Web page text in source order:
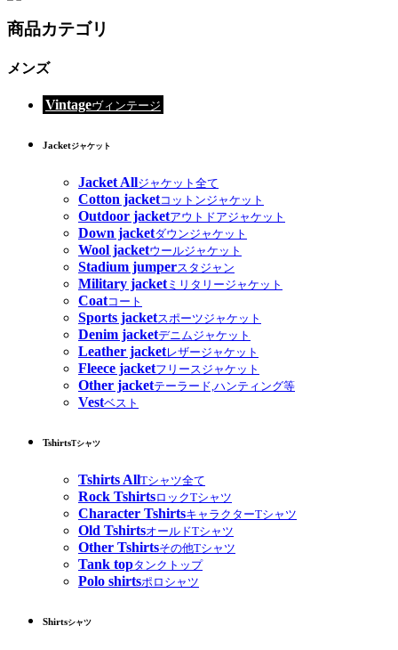
商品カテゴリ
メンズ
Vintageヴィンテージ
Jacketジャケット
Jacket Allジャケット全て
Cotton jacketコットンジャケット
Outdoor jacketアウトドアジャケット
Down jacketダウンジャケット
Wool jacketウールジャケット
Stadium jumperスタジャン
Military jacketミリタリージャケット
Coatコート
Sports jacketスポーツジャケット
Denim jacketデニムジャケット
Leather jacketレザージャケット
Fleece jacketフリースジャケット
Other jacketテーラード,ハンティング等
Vestベスト
TshirtsTシャツ
Tshirts AllTシャツ全て
Rock TshirtsロックTシャツ
Character TshirtsキャラクターTシャツ
Old TshirtsオールドTシャツ
Other Tshirtsその他Tシャツ
Tank topタンクトップ
Polo shirtsポロシャツ
Shirtsシャツ